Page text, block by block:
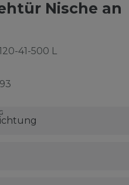
Nische an
41-500 L